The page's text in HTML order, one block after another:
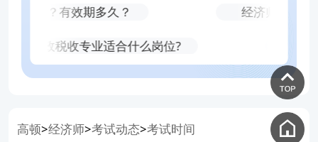
留吗？有效期多久？ 经济师是考什
师财政税收专业适合什么岗位?
高顿>经济师>考试动态>考试时间